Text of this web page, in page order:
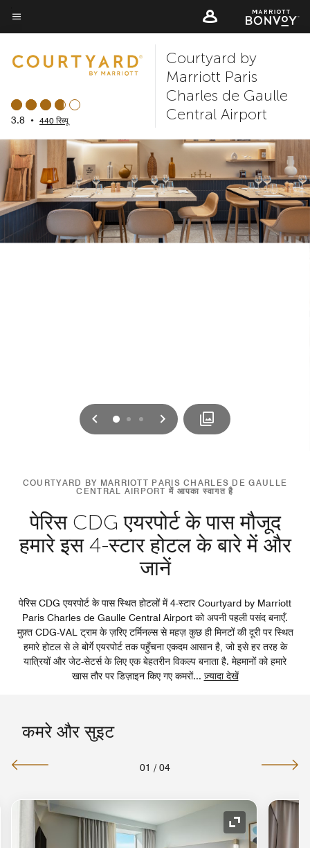
Skip
to
content
मेन्यू टेक्स्ट
3.8 • 440 रिव्यू
Courtyard by
Marriott Paris
Charles de Gaulle
Central Airport
पिछला
0 1 2 अगला
COURTYARD BY MARRIOTT PARIS CHARLES DE GAULLE
CENTRAL AIRPORT में आपका स्वागत है
पेरिस CDG एयरपोर्ट के पास मौजूद
हमारे इस 4-स्टार होटल के बारे में और
जानें
पेरिस CDG एयरपोर्ट के पास स्थित होटलों में 4-स्टार Courtyard by Marriott
Paris Charles de Gaulle Central Airport को अपनी पहली पसंद बनाएँ.
मुफ़्त CDG-VAL ट्राम के ज़रिए टर्मिनल्स से महज़ कुछ ही मिनटों की दूरी पर स्थित
हमारे होटल से ले बोर्गे एयरपोर्ट तक पहुँचना एकदम आसान है, जो इसे हर तरह के
यात्रियों और जेट-सेटर्स के लिए एक बेहतरीन विकल्प बनाता है. मेहमानों को हमारे
खास तौर पर डिज़ाइन किए गए कमरों... ज़्यादा देखें
कमरे और सुइट
01 / 04
का विस्तार करें आइकॉन का